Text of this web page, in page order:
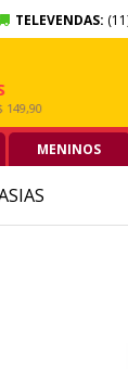
TELEVENDAS:
5%
PIX
MENINOS